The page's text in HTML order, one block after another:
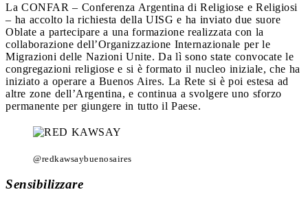
La CONFAR – Conferenza Argentina di Religiose e Religiosi
– ha accolto la richiesta della UISG e ha inviato due suore
Oblate a partecipare a una formazione realizzata con la
collaborazione dell’Organizzazione Internazionale per le
Migrazioni delle Nazioni Unite. Da lì sono state convocate le
congregazioni religiose e si è formato il nucleo iniziale, che ha
iniziato a operare a Buenos Aires. La Rete si è poi estesa ad
altre zone dell’Argentina, e continua a svolgere uno sforzo
permanente per giungere in tutto il Paese.
@redkawsaybuenosaires
Sensibilizzare